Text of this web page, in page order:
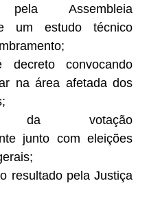
pela Assembleia
um estudo técnico
decreto convocando
na área afetada dos
da votação
junto com eleições
resultado pela Justiça